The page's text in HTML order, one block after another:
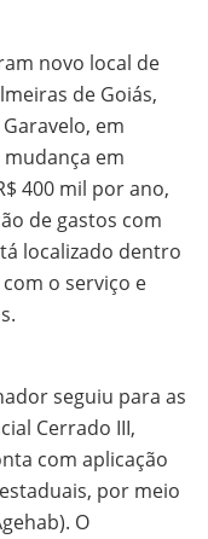
novo local de
de Goiás,
em
em
400 mil por ano,
de gastos com
localizado dentro
o serviço e
seguiu para as
Cerrado III,
com aplicação
por meio
O